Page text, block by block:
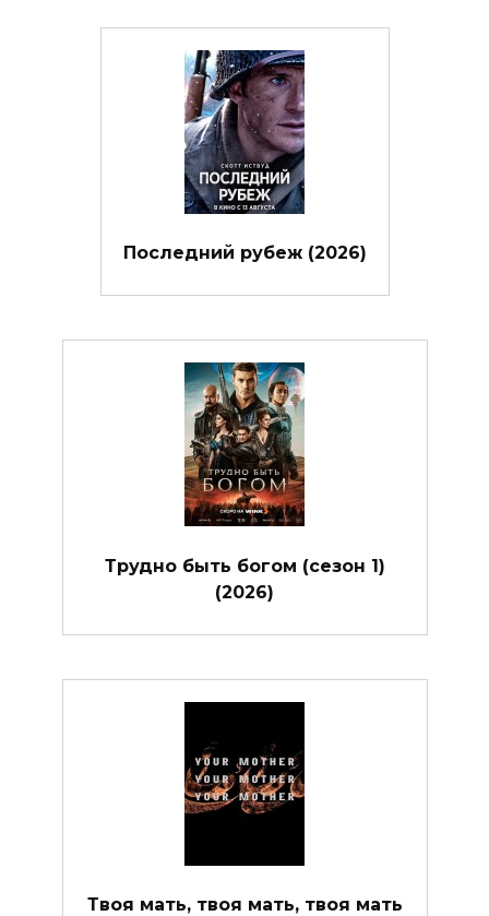
Последний рубеж (2026)
Трудно быть богом (сезон 1)
(2026)
Твоя мать, твоя мать, твоя мать